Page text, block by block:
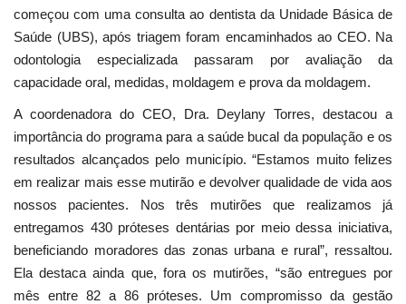
começou com uma consulta ao dentista da Unidade Básica de
Saúde (UBS), após triagem foram encaminhados ao CEO. Na
odontologia especializada passaram por avaliação da
capacidade oral, medidas, moldagem e prova da moldagem.
A coordenadora do CEO, Dra. Deylany Torres, destacou a
importância do programa para a saúde bucal da população e os
resultados alcançados pelo município. “Estamos muito felizes
em realizar mais esse mutirão e devolver qualidade de vida aos
nossos pacientes. Nos três mutirões que realizamos já
entregamos 430 próteses dentárias por meio dessa iniciativa,
beneficiando moradores das zonas urbana e rural”, ressaltou.
Ela destaca ainda que, fora os mutirões, “são entregues por
mês entre 82 a 86 próteses. Um compromisso da gestão